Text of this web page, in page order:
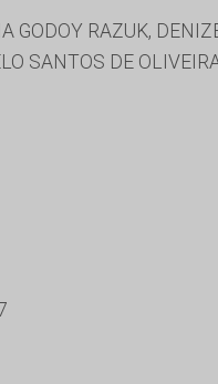
GODOY RAZUK,
SANTOS DE